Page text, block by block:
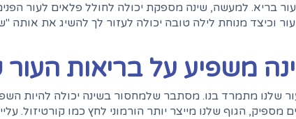
בריא. למעשה, שינה מספקת יכולה לחולל פלאים לעור
וכיצד מנוחת לילה טובה יכולה לעזור לך להשיג את אותה
משפיע על בריאות
שלנו מתמרד בנו. מסתבר שלמחסור בשינה יכולה להיות
הגוף שלנו מייצר יותר הורמוני לחץ כמו קורטיזול.